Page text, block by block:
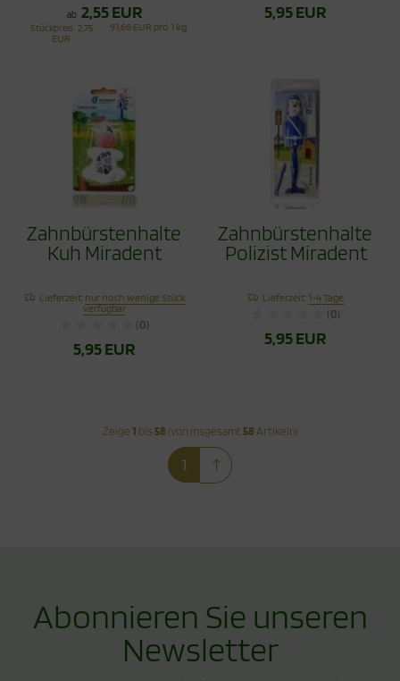
ab 2,55 EUR
Stückpreis 2,75
EUR
91,66 EUR pro 1 kg
5,95 EUR
Zahnbürstenhalter
Kuh Miradent
Lieferzeit: nur noch wenige Stück
verfügbar
(0)
5,95 EUR
Zahnbürstenhalter
Polizist Miradent
Lieferzeit:1-4 Tage
(0)
5,95 EUR
Zeige 1 bis 58 (von insgesamt58 Artikeln)
1
Abonnieren Sie unseren
Newsletter